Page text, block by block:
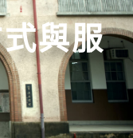
與服